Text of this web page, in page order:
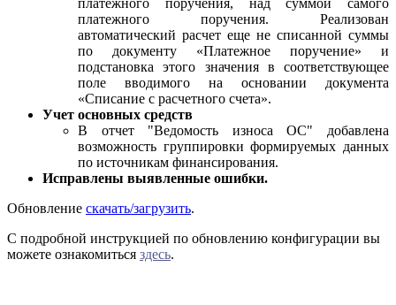
платежного поручения. Реализован
автоматический расчет еще не списанной суммы
по документу «Платежное поручение» и
подстановка этого значения в соответствующее
поле вводимого на основании документа
«Списание с расчетного счета».
Учет основных средств
В отчет "Ведомость износа ОС" добавлена
возможность группировки формируемых данных
по источникам финансирования.
Исправлены выявленные ошибки.
Обновление скачать/загрузить.
С подробной инструкцией по обновлению конфигурации вы
можете ознакомиться здесь.